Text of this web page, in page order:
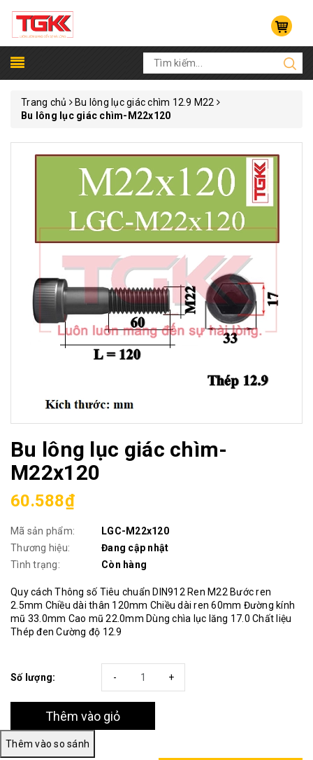
Trang chủ
Bu lông lục giác chìm 12.9 M22
Bu lông lục giác chìm-M22x120
Bu lông lục giác chìm-
M22x120
60.588₫
Mã sản phẩm:
LGC-M22x120
Thương hiệu:
Đang cập nhật
Tình trạng:
Còn hàng
Quy cách Thông số Tiêu chuẩn DIN912 Ren M22 Bước ren
2.5mm Chiều dài thân 120mm Chiều dài ren 60mm Đường kính
mũ 33.0mm Cao mũ 22.0mm Dùng chìa lục lăng 17.0 Chất liệu
Thép đen Cường độ 12.9
Số lượng: +
-
Thêm vào giỏ